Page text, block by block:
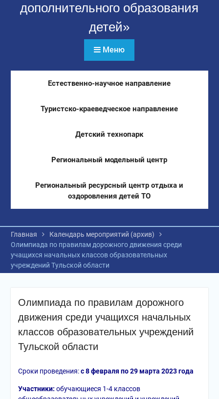
дополнительного образования
детей»
Меню
Естественно-научное направление
Туристско-краеведческое направление
Детский технопарк
Региональный модельный центр
Региональный ресурсный центр отдыха и
оздоровления детей ТО
Главная
Календарь мероприятий (архив)
Олимпиада по правилам дорожного движения среди
учащихся начальных классов образовательных
учреждений Тульской области
Олимпиада по правилам дорожного
движения среди учащихся начальных
классов образовательных учреждений
Тульской области
Сроки проведения:с 8 февраля по 29 марта 2023 года
Участники: обучающиеся 1-4 классов